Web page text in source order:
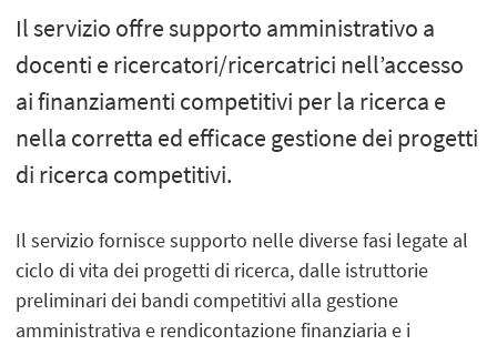
Il servizio offre supporto amministrativo a
docenti e ricercatori/ricercatrici nell’accesso
ai finanziamenti competitivi per la ricerca e
nella corretta ed efficace gestione dei progetti
di ricerca competitivi.
Il servizio fornisce supporto nelle diverse fasi legate al
ciclo di vita dei progetti di ricerca, dalle istruttorie
preliminari dei bandi competitivi alla gestione
amministrativa e rendicontazione finanziaria e i